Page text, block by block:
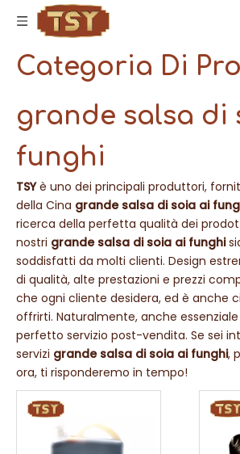
Categoria Di
grande salsa di
funghi
TSYè uno dei principali produttori,
della Cina grande salsa di soia ai
ricerca della perfetta qualità dei
nostri grande salsa di soia ai funghi
soddisfatti da molti clienti. Design
di qualità, alte prestazioni e prezzi
che ogni cliente desidera, ed è anche
offrirti. Naturalmente, anche
perfetto servizio post-vendita. Se sei
servizi grande salsa di soia ai funghi,
ora, ti risponderemo in tempo!